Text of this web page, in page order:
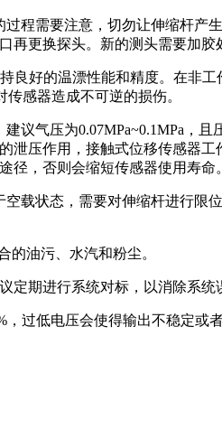
程需要注意，切勿让伸缩杆
更换探头。新的测头需要加
良好的温漂性能和精度。在非
感器造成不可逆的损伤。
议气压为0.07MPa~0.1MPa，
泄压作用，接触式位移传感器
径，否则会缩短传感器使用寿命。
载状态，需要对伸缩杆进行
的油污、水汽和粉尘。
期进行系统对标，以消除系统
过低电压会使得输出不稳定或